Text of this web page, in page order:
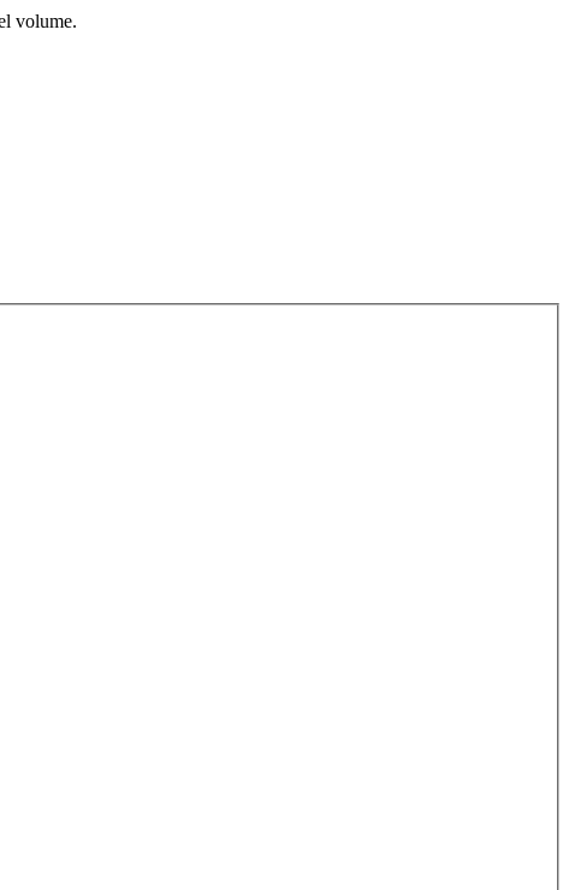
volume.